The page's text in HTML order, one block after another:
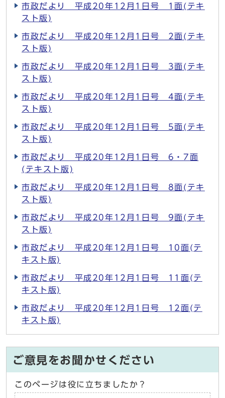
市政だより 平成20年12月1日号 1面(テキ
スト版)
市政だより 平成20年12月1日号 2面(テキ
スト版)
市政だより 平成20年12月1日号 3面(テキ
スト版)
市政だより 平成20年12月1日号 4面(テキ
スト版)
市政だより 平成20年12月1日号 5面(テキ
スト版)
市政だより 平成20年12月1日号 6・7面
(テキスト版)
市政だより 平成20年12月1日号 8面(テキ
スト版)
市政だより 平成20年12月1日号 9面(テキ
スト版)
市政だより 平成20年12月1日号 10面(テ
キスト版)
市政だより 平成20年12月1日号 11面(テ
キスト版)
市政だより 平成20年12月1日号 12面(テ
キスト版)
ご意見をお聞かせください
このページは役に立ちましたか？